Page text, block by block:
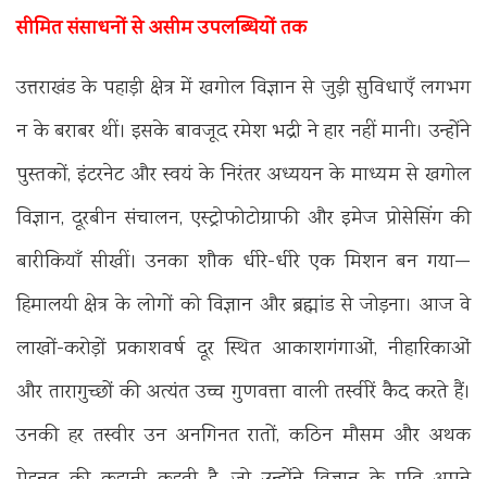
सीमित संसाधनों से असीम उपलब्धियों तक
उत्तराखंड के पहाड़ी क्षेत्र में खगोल विज्ञान से जुड़ी सुविधाएँ लगभग
न के बराबर थीं। इसके बावजूद रमेश भद्री ने हार नहीं मानी। उन्होंने
पुस्तकों, इंटरनेट और स्वयं के निरंतर अध्ययन के माध्यम से खगोल
विज्ञान, दूरबीन संचालन, एस्ट्रोफोटोग्राफी और इमेज प्रोसेसिंग की
बारीकियाँ सीखीं। उनका शौक धीरे-धीरे एक मिशन बन गया—
हिमालयी क्षेत्र के लोगों को विज्ञान और ब्रह्मांड से जोड़ना। आज वे
लाखों-करोड़ों प्रकाशवर्ष दूर स्थित आकाशगंगाओं, नीहारिकाओं
और तारागुच्छों की अत्यंत उच्च गुणवत्ता वाली तस्वीरें कैद करते हैं।
उनकी हर तस्वीर उन अनगिनत रातों, कठिन मौसम और अथक